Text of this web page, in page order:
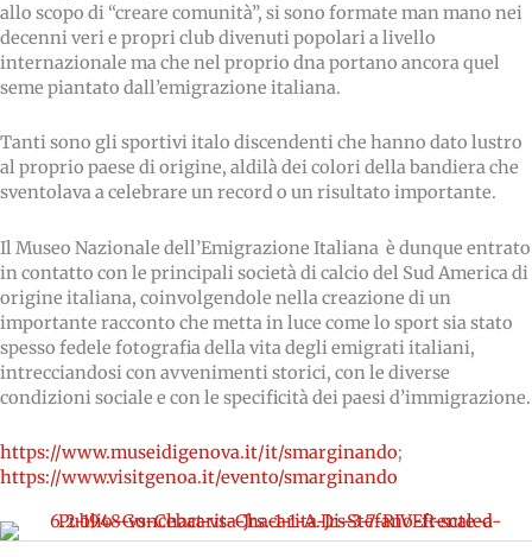
allo scopo di “creare comunità”, si sono formate man mano nei
decenni veri e propri club divenuti popolari a livello
internazionale ma che nel proprio dna portano ancora quel
seme piantato dall’emigrazione italiana.
Tanti sono gli sportivi italo discendenti che hanno dato lustro
al proprio paese di origine, aldilà dei colori della bandiera che
sventolava a celebrare un record o un risultato importante.
Il Museo Nazionale dell’Emigrazione Italiana è dunque entrato
in contatto con le principali società di calcio del Sud America di
origine italiana, coinvolgendole nella creazione di un
importante racconto che metta in luce come lo sport sia stato
spesso fedele fotografia della vita degli emigrati italiani,
intrecciandosi con avvenimenti storici, con le diverse
condizioni sociale e con le specificità dei paesi d’immigrazione.
https://www.museidigenova.it/it/smarginando;
https://www.visitgenoa.it/evento/smarginando